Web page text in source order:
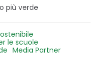
più verde
le scuole
Media Partner